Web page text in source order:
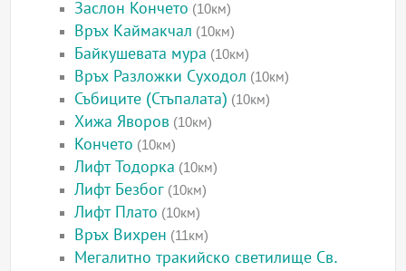
Заслон Кончето (10км)
Връх Каймакчал (10км)
Байкушевата мура (10км)
Връх Разложки Суходол (10км)
Събиците (Стъпалата) (10км)
Хижа Яворов (10км)
Кончето (10км)
Лифт Тодорка (10км)
Лифт Безбог (10км)
Лифт Плато (10км)
Връх Вихрен (11км)
Мегалитно тракийско светилище Св.